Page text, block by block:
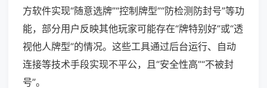
方软件实现“随意选牌”“控制牌型”“防检测防封号”等功
能，部分用户反映其他玩家可能存在“牌特别好”或“透
视他人牌型”的情况。这些工具通过后台运行、自动
连接等技术手段实现不平公，且“安全性高”“不被封
号”。